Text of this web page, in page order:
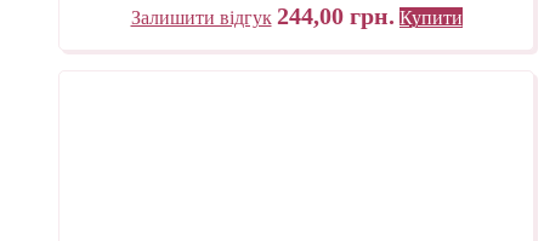
Залишити відгук 244,00 грн. Купити